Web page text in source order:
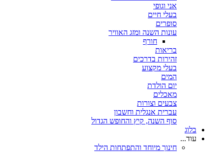
אני וגופי
בעלי חיים
סופרים
עונות השנה ומזג האוויר
חורף
בריאות
זהירות בדרכים
בעלי מקצוע
המים
יום הולדת
מאכלים
צבעים וצורות
עברית אנגלית וחשבון
סוף השנה, קיץ והחופש הגדול
בלוג
עוד...
חינוך מיוחד והתפתחות הילד